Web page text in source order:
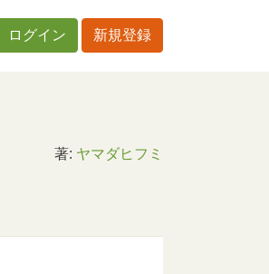
ログイン 新規登録
著: ヤマダヒフミ